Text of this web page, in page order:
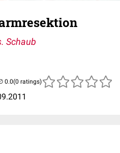
Schaub
(0 ratings)